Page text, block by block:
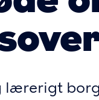
lærerigt